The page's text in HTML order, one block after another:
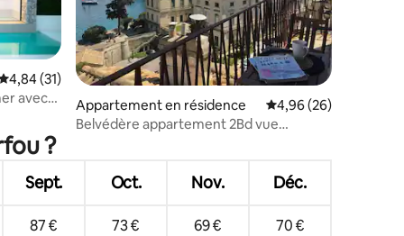
: 5 sur 5
moyenne sur la base de 31 commentaires : 4,84 sur 5
4,84 (31)
avec
Appartement en résidence Évaluation moyenne
4,96 (26)
Belvédère appartement 2Bd vue
?
Sept. Oct. Nov. Déc.
87 € 73 € 69 € 70 €